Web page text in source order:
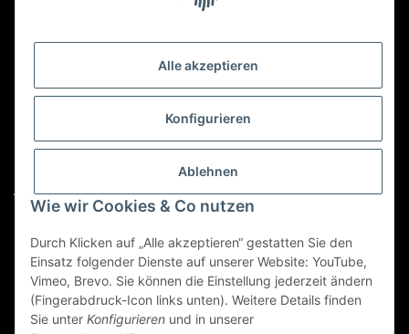
Alle akzeptieren
Konfigurieren
Ablehnen
Wie wir Cookies & Co nutzen
Durch Klicken auf „Alle akzeptieren“ gestatten Sie den
Einsatz folgender Dienste auf unserer Website: YouTube,
Vimeo, Brevo. Sie können die Einstellung jederzeit ändern
(Fingerabdruck-Icon links unten). Weitere Details finden
Sie unter Konfigurieren und in unserer
Für Custom Anfragen und Custom Bestellungen auch
custom@htr-shop.com
Für Trikot-Anfragen und Bestellungen
teamwear@htr-shop.com
Für Reklamationen und Retouren
reklamation@htr-shop.com